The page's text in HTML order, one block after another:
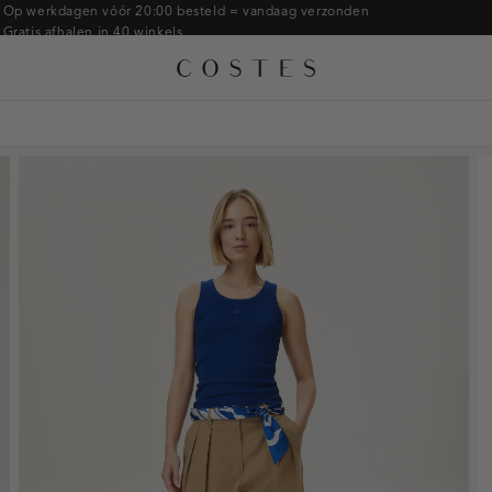
Op werkdagen vóór 20:00 besteld = vandaag verzonden
Gratis afhalen in 40 winkels
Betaal zoals jij wilt: o.a. Bancontact, Riverty, Apple pay & creditcard
Armbanden
Ringen